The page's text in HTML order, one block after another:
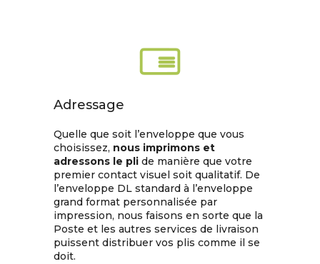
Adressage
Quelle que soit l’enveloppe que vous
choisissez, nous imprimons et
adressons le plide manière que votre
premier contact visuel soit qualitatif. De
l’enveloppe DL standard à l’enveloppe
grand format personnalisée par
impression, nous faisons en sorte que la
Poste et les autres services de livraison
puissent distribuer vos plis comme il se
doit.